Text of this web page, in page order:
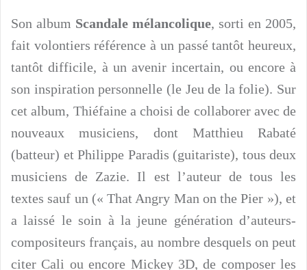
Son album Scandale mélancolique, sorti en 2005,
fait volontiers référence à un passé tantôt heureux,
tantôt difficile, à un avenir incertain, ou encore à
son inspiration personnelle (le Jeu de la folie). Sur
cet album, Thiéfaine a choisi de collaborer avec de
nouveaux musiciens, dont Matthieu Rabaté
(batteur) et Philippe Paradis (guitariste), tous deux
musiciens de Zazie. Il est l’auteur de tous les
textes sauf un (« That Angry Man on the Pier »), et
a laissé le soin à la jeune génération d’auteurs-
compositeurs français, au nombre desquels on peut
citer Cali ou encore Mickey 3D, de composer les